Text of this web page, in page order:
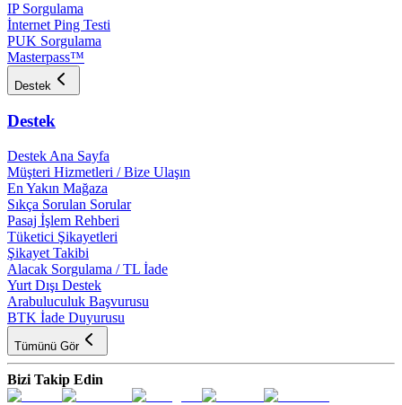
IP Sorgulama
İnternet Ping Testi
PUK Sorgulama
Masterpass™
Destek
Destek
Destek Ana Sayfa
Müşteri Hizmetleri / Bize Ulaşın
En Yakın Mağaza
Sıkça Sorulan Sorular
Pasaj İşlem Rehberi
Tüketici Şikayetleri
Şikayet Takibi
Alacak Sorgulama / TL İade
Yurt Dışı Destek
Arabuluculuk Başvurusu
BTK İade Duyurusu
Tümünü Gör
Bizi Takip Edin